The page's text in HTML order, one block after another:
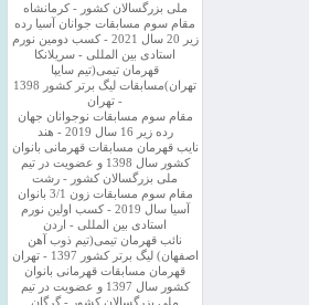
ملی بزرگسالان کشور - کرمانشاه
مقام سوم مسابقات جوانان آسیا رده
زیر 20 سال 2021 - کسب دومین نورم
استادی بین المللی - سریلانکا
قهرمان تیمی(تیم سایپا
تهران)مسابقات لیگ برتر کشور 1398
- تهران
مقام سوم مسابقات نوجوانان جهان
رده زیر 16 سال 2019 - هند
نایب قهرمان مسابقات قهرمانی بانوان
کشور سال 1398 و عضویت در تیم
ملی بزرگسالان کشور - رشت
مقام سوم مسابقات زون 3/1 بانوان
آسیا سال 2019 - کسب اولین نورم
استادی بین المللی - اردن
نائب قهرمان تیمی(تیم ذوب آهن
اصفهان) لیگ برتر کشور 1397 - تهران
قهرمان مسابقات قهرمانی بانوان
کشور سال 1397 و عضویت در تیم
ملی بزرگسالان کشور - گرگان